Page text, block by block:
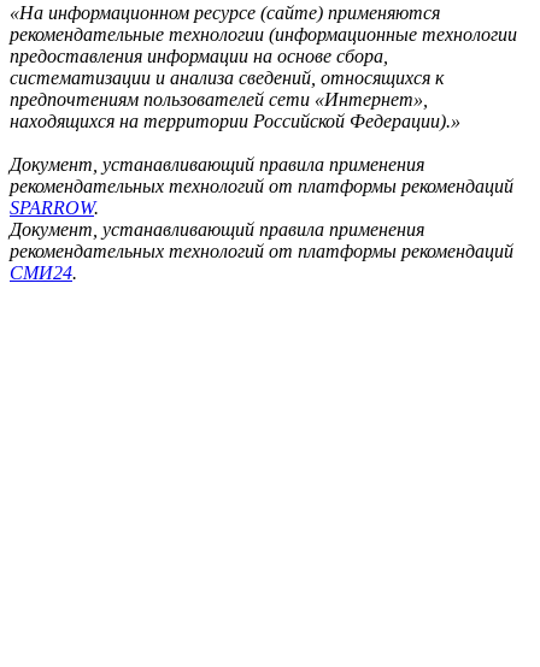
«На информационном ресурсе (сайте) применяются
рекомендательные технологии (информационные технологии
предоставления информации на основе сбора,
систематизации и анализа сведений, относящихся к
предпочтениям пользователей сети «Интернет»,
находящихся на территории Российской Федерации).»
Документ, устанавливающий правила применения
рекомендательных технологий от платформы рекомендаций
SPARROW.
Документ, устанавливающий правила применения
рекомендательных технологий от платформы рекомендаций
СМИ24.